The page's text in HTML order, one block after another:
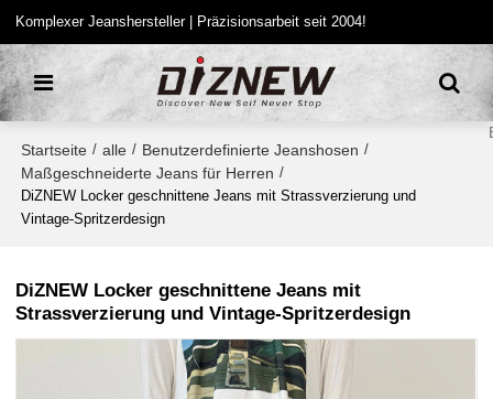
Komplexer Jeanshersteller | Präzisionsarbeit seit 2004!
Startseite / alle / Benutzerdefinierte Jeanshosen /
Maßgeschneiderte Jeans für Herren /
DiZNEW Locker geschnittene Jeans mit Strassverzierung und
Vintage-Spritzerdesign
DiZNEW Locker geschnittene Jeans mit
Strassverzierung und Vintage-Spritzerdesign